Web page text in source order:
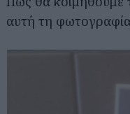
αυτή τη